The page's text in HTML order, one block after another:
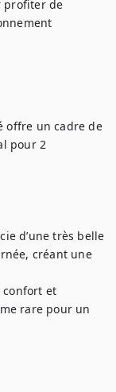
profiter de
offre un cadre de
pour 2
d’une très belle
créant une
confort et
rare pour un